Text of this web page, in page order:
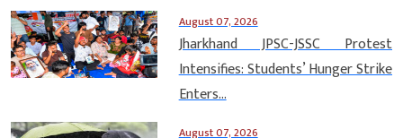
August 07, 2026
Jharkhand JPSC-JSSC Protest
Intensifies: Students’ Hunger Strike
Enters...
August 07, 2026